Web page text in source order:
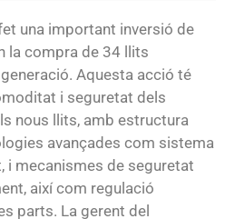
una important inversió de
la compra de 34 llits
Aquesta acció té
i seguretat dels
nous llits, amb estructura
avançades com sistema
i mecanismes de seguretat
així com regulació
parts. La gerent del